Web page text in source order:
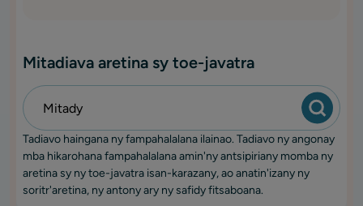
Mitadiava aretina sy toe-javatra
Tadiavo haingana ny fampahalalana ilainao. Tadiavo ny angonay
mba hikarohana fampahalalana amin'ny antsipiriany momba ny
aretina sy ny toe-javatra isan-karazany, ao anatin'izany ny
soritr'aretina, ny antony ary ny safidy fitsaboana.